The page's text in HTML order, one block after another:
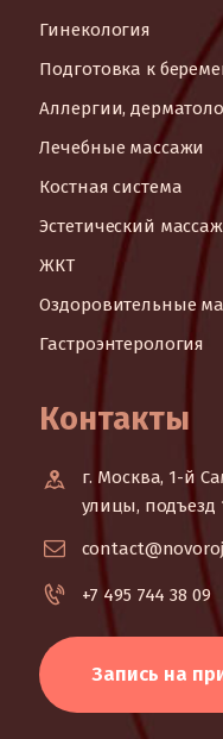
Гинекология
Подготовка к
Аллергии,
Лечебные массажи
Костная система
Эстетический массаж
ЖКТ
Оздоровительные
Гастроэнтерология
Контакты
г. Москва, 1-й
улицы, подъезд
+7 495 744 38 09
Запись на